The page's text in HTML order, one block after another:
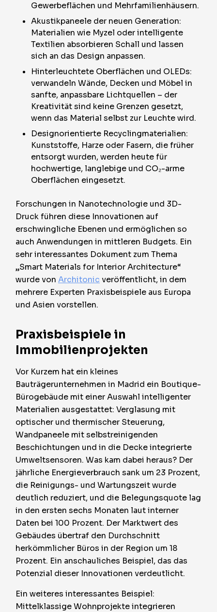
Gewerbeflächen und Mehrfamilienhäusern.
Akustikpaneele der neuen Generation:
Materialien wie Myzel oder intelligente
Textilien absorbieren Schall und lassen
sich an das Design anpassen.
Hinterleuchtete Oberflächen und OLEDs:
verwandeln Wände, Decken und Möbel in
sanfte, anpassbare Lichtquellen – der
Kreativität sind keine Grenzen gesetzt,
wenn das Material selbst zur Leuchte wird.
Designorientierte Recyclingmaterialien:
Kunststoffe, Harze oder Fasern, die früher
entsorgt wurden, werden heute für
hochwertige, langlebige und CO₂-arme
Oberflächen eingesetzt.
Forschungen in Nanotechnologie und 3D-
Druck führen diese Innovationen auf
erschwingliche Ebenen und ermöglichen so
auch Anwendungen in mittleren Budgets. Ein
sehr interessantes Dokument zum Thema
„Smart Materials for Interior Architecture“
wurde von Architonic veröffentlicht, in dem
mehrere Experten Praxisbeispiele aus Europa
und Asien vorstellen.
Praxisbeispiele in
Immobilienprojekten
Vor Kurzem hat ein kleines
Bauträgerunternehmen in Madrid ein Boutique-
Bürogebäude mit einer Auswahl intelligenter
Materialien ausgestattet: Verglasung mit
optischer und thermischer Steuerung,
Wandpaneele mit selbstreinigenden
Beschichtungen und in die Decke integrierte
Umweltsensoren. Was kam dabei heraus? Der
jährliche Energieverbrauch sank um 23 Prozent,
die Reinigungs- und Wartungszeit wurde
deutlich reduziert, und die Belegungsquote lag
in den ersten sechs Monaten laut interner
Daten bei 100 Prozent. Der Marktwert des
Gebäudes übertraf den Durchschnitt
herkömmlicher Büros in der Region um 18
Prozent. Ein anschauliches Beispiel, das das
Potenzial dieser Innovationen verdeutlicht.
Ein weiteres interessantes Beispiel:
Mittelklassige Wohnprojekte integrieren